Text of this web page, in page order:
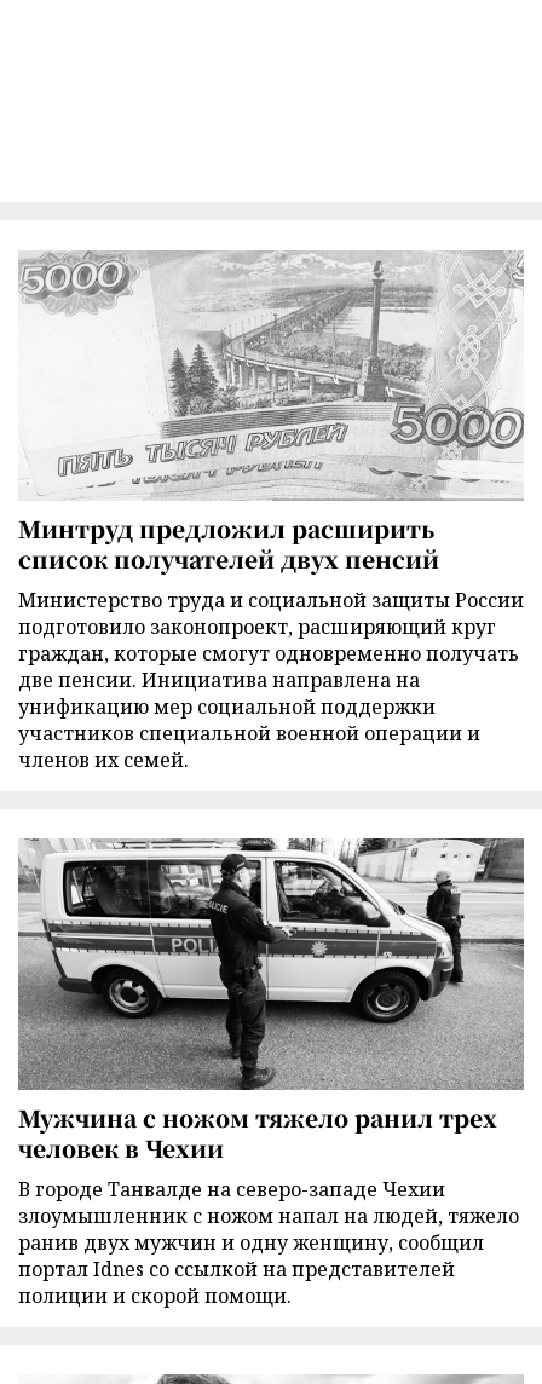
Минтруд предложил расширить
список получателей двух пенсий
Министерство труда и социальной защиты России
подготовило законопроект, расширяющий круг
граждан, которые смогут одновременно получать
две пенсии. Инициатива направлена на
унификацию мер социальной поддержки
участников специальной военной операции и
членов их семей.
Мужчина с ножом тяжело ранил трех
человек в Чехии
В городе Танвалде на северо-западе Чехии
злоумышленник с ножом напал на людей, тяжело
ранив двух мужчин и одну женщину, сообщил
портал Idnes со ссылкой на представителей
полиции и скорой помощи.